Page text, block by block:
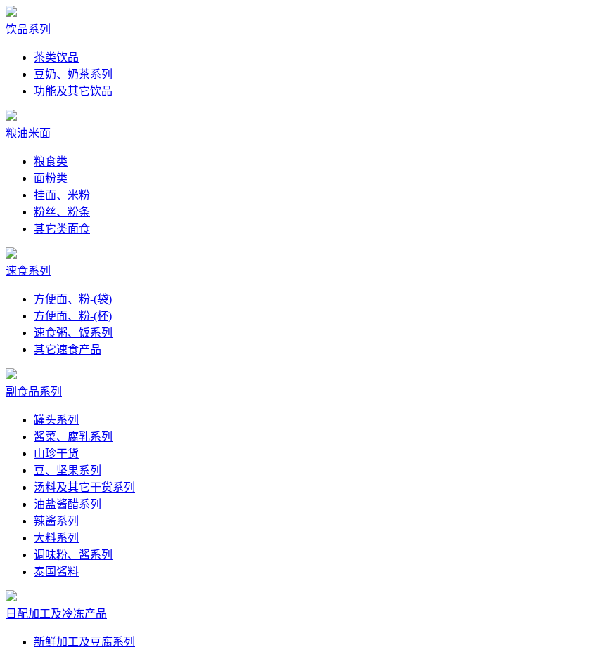
饮品系列
茶类饮品
豆奶、奶茶系列
功能及其它饮品
粮油米面
粮食类
面粉类
挂面、米粉
粉丝、粉条
其它类面食
速食系列
方便面、粉-(袋)
方便面、粉-(杯)
速食粥、饭系列
其它速食产品
副食品系列
罐头系列
酱菜、腐乳系列
山珍干货
豆、坚果系列
汤料及其它干货系列
油盐酱醋系列
辣酱系列
大料系列
调味粉、酱系列
泰国酱料
日配加工及冷冻产品
新鲜加工及豆腐系列